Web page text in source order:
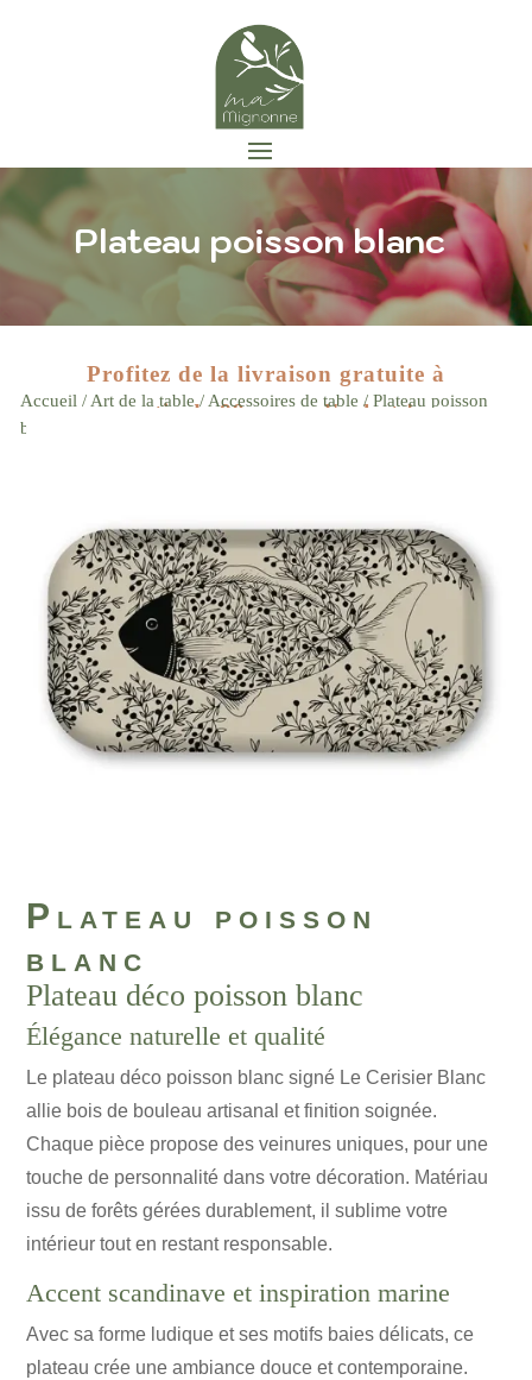
Plateau poisson blanc
Profitez de la livraison gratuite à
partir de 89 euros d'achat !
Accueil / Art de la table/ Accessoires de table / Plateau poisson
blanc
Plateau poisson
blanc
Plateau déco poisson blanc
Élégance naturelle et qualité
Le plateau déco poisson blanc signé Le Cerisier Blanc
allie bois de bouleau artisanal et finition soignée.
Chaque pièce propose des veinures uniques, pour une
touche de personnalité dans votre décoration. Matériau
issu de forêts gérées durablement, il sublime votre
intérieur tout en restant responsable.
Accent scandinave et inspiration marine
Avec sa forme ludique et ses motifs baies délicats, ce
plateau crée une ambiance douce et contemporaine.